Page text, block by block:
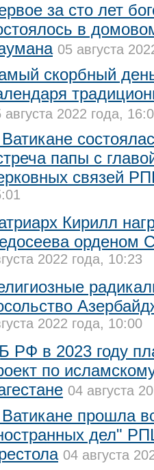
за сто лет
в
05 августа
скорбный
августа 2022 года,
папы с
связей
Кирилл
орденом
2022 года, 10:23
2022 года, 10:00
РФ в 2023 году
по
04 августа
прошла
дел"
04 августа